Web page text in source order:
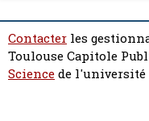
Contacter les
Toulouse Capitole
Sciencede l'université